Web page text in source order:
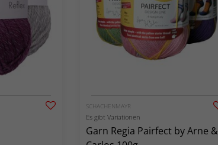
SCHACHENMAYR
Es gibt Variationen
Garn Regia Pairfect by Arne &